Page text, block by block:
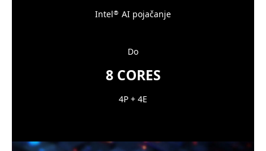
Intel® AI pojačanje
Do
8 CORES
4P + 4E